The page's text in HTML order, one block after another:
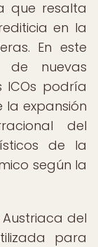
que resalta
en la
En este
de nuevas
podría
expansión
del
de la
según la
del
para